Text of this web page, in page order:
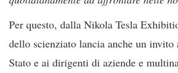
Per questo, dalla Nikola Tesla
dello scienziato lancia anche un
Stato e ai dirigenti di aziende e